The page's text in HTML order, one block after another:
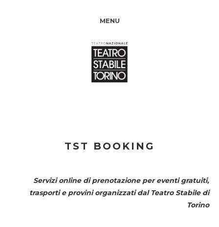
MENU
TST BOOKING
Servizi online di prenotazione per eventi gratuiti,
trasporti e provini organizzati dal Teatro Stabile di
Torino